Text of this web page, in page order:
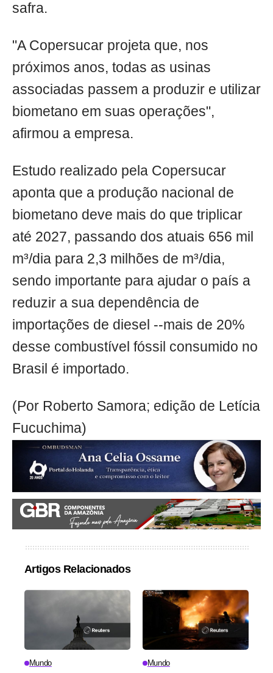
safra.
"A Copersucar projeta que, nos
próximos anos, todas as usinas
associadas passem a produzir e utilizar
biometano em suas operações",
afirmou a empresa.
Estudo realizado pela Copersucar
aponta que a produção nacional de
biometano deve mais do que triplicar
até 2027, passando dos atuais 656 mil
m³/dia para 2,3 milhões de m³/dia,
sendo importante para ajudar o país a
reduzir a sua dependência de
importações de diesel --mais de 20%
desse combustível fóssil consumido no
Brasil é importado.
(Por Roberto Samora; edição de Letícia
Fucuchima)
Artigos Relacionados
Mundo Mundo